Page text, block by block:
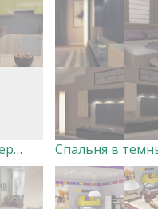
Разное интерьеры DOF